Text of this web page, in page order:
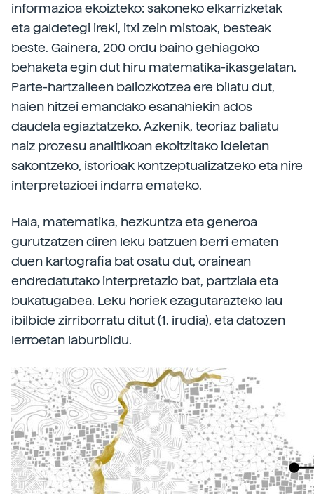
informazioa ekoizteko: sakoneko elkarrizketak
eta galdetegi ireki, itxi zein mistoak, besteak
beste. Gainera, 200 ordu baino gehiagoko
behaketa egin dut hiru matematika-­ikasgelatan.
Parte-hartzaileen baliozkotzea ere bilatu dut,
haien hitzei emandako esanahiekin ados
daudela egiaztatzeko. Azkenik, teoriaz baliatu
naiz prozesu analitikoan ekoitzitako ideietan
sakontzeko, istorioak kontzeptualizatzeko eta nire
interpretazioei indarra emateko.
Hala, matematika, hezkuntza eta generoa
gurutzatzen diren leku batzuen berri ematen
duen kartografia bat osatu dut, orainean
endredatutako interpretazio bat, partziala eta
bukatugabea. Leku horiek ezagutarazteko lau
ibilbide zirriborratu ditut (1. irudia), eta datozen
lerroetan laburbildu.